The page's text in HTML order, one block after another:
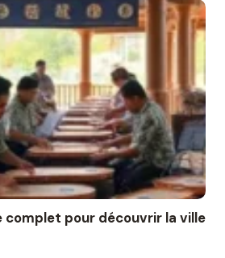
complet pour découvrir la ville